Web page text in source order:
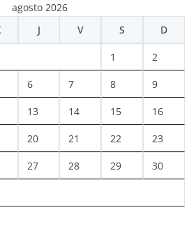
agosto 2026
J V S D
1 2
6 7 8 9
13 14 15 16
20 21 22 23
27 28 29 30